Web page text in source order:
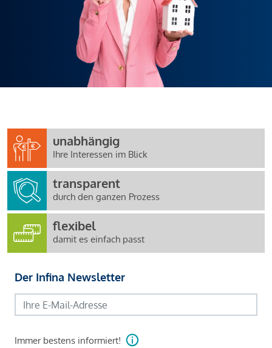
unabhängig
Ihre Interessen im Blick
transparent
durch den ganzen Prozess
flexibel
damit es einfach passt
Der Infina Newsletter
Immer bestens informiert!